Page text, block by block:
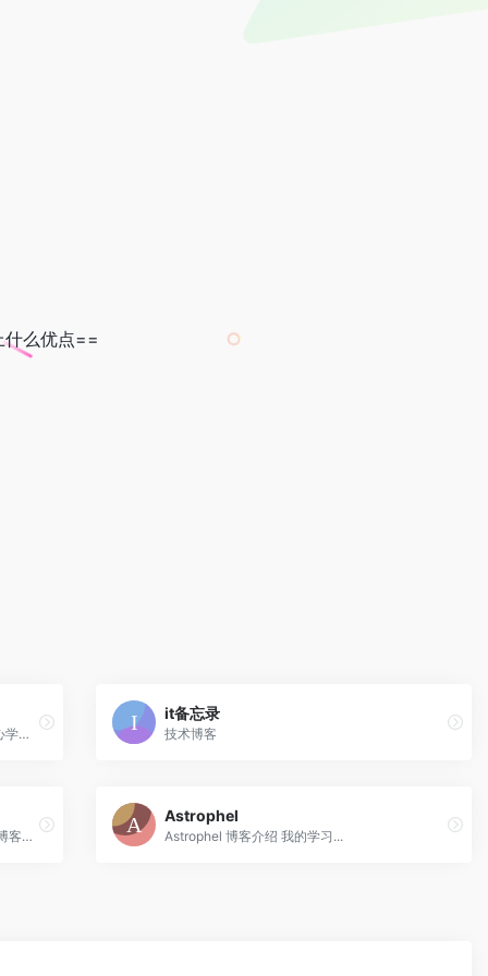
什么优点==
当你的才华撑不起你的野心时，只有静下心学习才是唯一的出路
it备忘录
技术博客
myfreax是一个Linux爱好者和全栈开发者博客，发布Linux，Kotlin，Golang...等文章和教程
Astrophel
Astrophel 博客介绍 我的学习...